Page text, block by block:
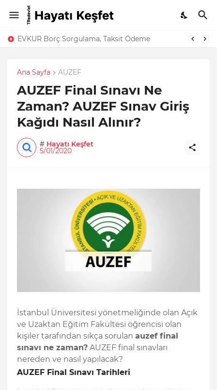
EVKUR Borç Sorgulama, Taksit Ödeme
Ana Sayfa AUZEF
AUZEF Final Sınavı Ne
Zaman? AUZEF Sınav Giriş
Kağıdı Nasıl Alınır?
# Hayatı Keşfet
5/01/2020
İstanbul Üniversitesi yönetmeliğinde olan Açık
ve Uzaktan Eğitim Fakültesi öğrencisi olan
kişiler tarafından sıkça sorulan auzef final
sınavı ne zaman? AUZEF final sınavları
nereden ve nasıl yapılacak?
AUZEF Final Sınavı Tarihleri